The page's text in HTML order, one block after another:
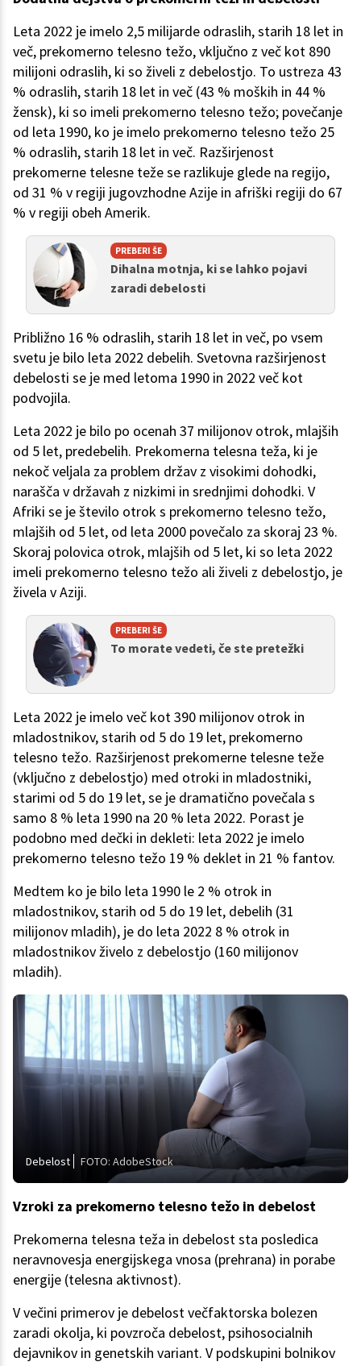
Leta 2022 je imelo 2,5 milijarde odraslih, starih 18 let in
več, prekomerno telesno težo, vključno z več kot 890
milijoni odraslih, ki so živeli z debelostjo. To ustreza 43
% odraslih, starih 18 let in več (43 % moških in 44 %
žensk), ki so imeli prekomerno telesno težo; povečanje
od leta 1990, ko je imelo prekomerno telesno težo 25
% odraslih, starih 18 let in več. Razširjenost
prekomerne telesne teže se razlikuje glede na regijo,
od 31 % v regiji jugovzhodne Azije in afriški regiji do 67
% v regiji obeh Amerik.
PREBERI ŠE
Dihalna motnja, ki se lahko pojavi
zaradi debelosti
Približno 16 % odraslih, starih 18 let in več, po vsem
svetu je bilo leta 2022 debelih. Svetovna razširjenost
debelosti se je med letoma 1990 in 2022 več kot
podvojila.
Leta 2022 je bilo po ocenah 37 milijonov otrok, mlajših
od 5 let, predebelih. Prekomerna telesna teža, ki je
nekoč veljala za problem držav z visokimi dohodki,
narašča v državah z nizkimi in srednjimi dohodki. V
Afriki se je število otrok s prekomerno telesno težo,
mlajših od 5 let, od leta 2000 povečalo za skoraj 23 %.
Skoraj polovica otrok, mlajših od 5 let, ki so leta 2022
imeli prekomerno telesno težo ali živeli z debelostjo, je
živela v Aziji.
PREBERI ŠE
To morate vedeti, če ste pretežki
Leta 2022 je imelo več kot 390 milijonov otrok in
mladostnikov, starih od 5 do 19 let, prekomerno
telesno težo. Razširjenost prekomerne telesne teže
(vključno z debelostjo) med otroki in mladostniki,
starimi od 5 do 19 let, se je dramatično povečala s
samo 8 % leta 1990 na 20 % leta 2022. Porast je
podobno med dečki in dekleti: leta 2022 je imelo
prekomerno telesno težo 19 % deklet in 21 % fantov.
Medtem ko je bilo leta 1990 le 2 % otrok in
mladostnikov, starih od 5 do 19 let, debelih (31
milijonov mladih), je do leta 2022 8 % otrok in
mladostnikov živelo z debelostjo (160 milijonov
mladih).
Debelost FOTO: AdobeStock
Vzroki za prekomerno telesno težo in debelost
Prekomerna telesna teža in debelost sta posledica
neravnovesja energijskega vnosa (prehrana) in porabe
energije (telesna aktivnost).
V večini primerov je debelost večfaktorska bolezen
zaradi okolja, ki povzroča debelost, psihosocialnih
dejavnikov in genetskih variant. V podskupini bolnikov